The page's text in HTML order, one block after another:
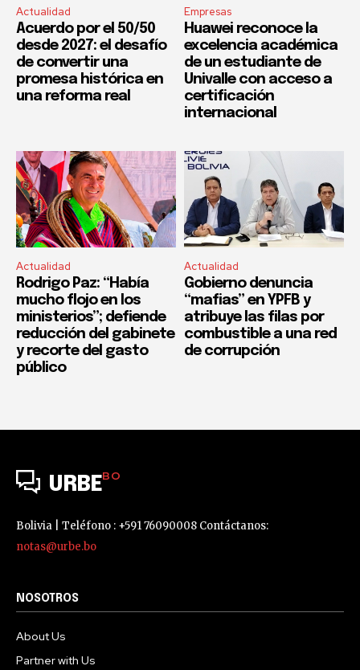
Actualidad
Acuerdo por el 50/50
desde 2027: el desafío
de convertir una
promesa histórica en
una reforma real
Empresas
Huawei reconoce la
excelencia académica
de un estudiante de
Univalle con acceso a
certificación
internacional
Actualidad
Rodrigo Paz: “Había
mucho flojo en los
ministerios”; defiende
reducción del gabinete
y recorte del gasto
público
Actualidad
Gobierno denuncia
“mafias” en YPFB y
atribuye las filas por
combustible a una red
de corrupción
URBEBO
Bolivia | Teléfono : +591 76090008 Contáctanos:
notas@urbe.bo
NOSOTROS
About Us
Partner with Us